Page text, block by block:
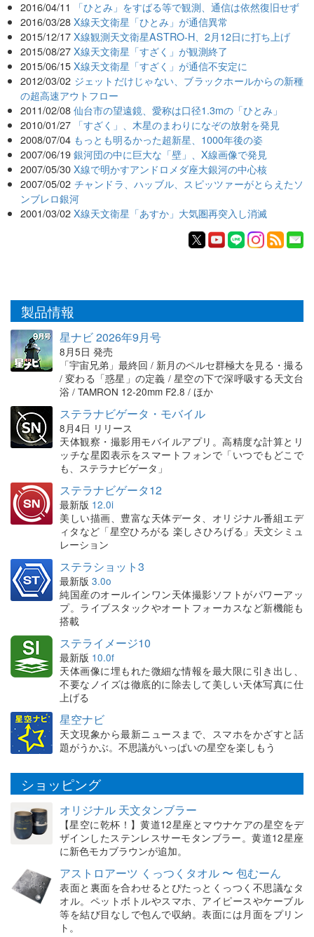
2016/04/11
「ひとみ」をすばる等で観測、通信は依然復旧せず
2016/03/28 X線天文衛星「ひとみ」が通信異常
2015/12/17 X線観測天文衛星ASTRO-H、2月12日に打ち上げ
2015/08/27 X線天文衛星「すざく」が観測終了
2015/06/15 X線天文衛星「すざく」が通信不安定に
2012/03/02 ジェットだけじゃない、ブラックホールからの新種
の超高速アウトフロー
2011/02/08 仙台市の望遠鏡、愛称は口径1.3mの「ひとみ」
2010/01/27 「すざく」、木星のまわりになぞの放射を発見
2008/07/04 もっとも明るかった超新星、1000年後の姿
2007/06/19 銀河団の中に巨大な「壁」、X線画像で発見
2007/05/30 X線で明かすアンドロメダ座大銀河の中心核
2007/05/02 チャンドラ、ハッブル、スピッツァーがとらえたソ
ンブレロ銀河
2001/03/02 X線天文衛星「あすか」大気圏再突入し消滅
製品情報
星ナビ 2026年9月号
8月5日 発売
「宇宙兄弟」最終回 / 新月のペルセ群極大を見る・撮る
/ 変わる「惑星」の定義 / 星空の下で深呼吸する天文台
浴 / TAMRON 12-20mm F2.8 / ほか
ステラナビゲータ・モバイル
8月4日 リリース
天体観察・撮影用モバイルアプリ。高精度な計算とリ
ッチな星図表示をスマートフォンで「いつでもどこで
も、ステラナビゲータ」
ステラナビゲータ12
最新版 12.0i
美しい描画、豊富な天体データ、オリジナル番組エデ
ィタなど「星空ひろがる 楽しさひろげる」天文シミュ
レーション
ステラショット3
最新版 3.0o
純国産のオールインワン天体撮影ソフトがパワーアッ
プ。ライブスタックやオートフォーカスなど新機能も
搭載
ステライメージ10
最新版 10.0f
天体画像に埋もれた微細な情報を最大限に引き出し、
不要なノイズは徹底的に除去して美しい天体写真に仕
上げる
星空ナビ
天文現象から最新ニュースまで、スマホをかざすと話
題がうかぶ。不思議がいっぱいの星空を楽しもう
ショッピング
オリジナル 天文タンブラー
【星空に乾杯！】黄道12星座とマウナケアの星空をデ
ザインしたステンレスサーモタンブラー。黄道12星座
に新色モカブラウンが追加。
アストロアーツ くっつくタオル 〜 包むーん
表面と裏面を合わせるとぴたっとくっつく不思議なタ
オル。ペットボトルやスマホ、アイピースやケーブル
等を結び目なしで包んで収納。表面には月面をプリン
ト。